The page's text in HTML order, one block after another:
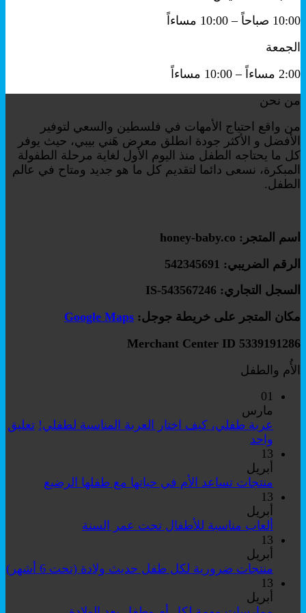
10:00 صباحاً – 10:00 مساءاً
الجمعة
2:00 مساءاً – 10:00 مساءاً
من نحن
من واقع احتياج الأمهات في فلسطين والسعي لتوفير
الأفضل و الأكثر جودة انطلق معرض هَني بيبي، حيث يوفر
كل ما يحتاجه الطفل منذ اليوم الأول لغاية مرحلة الطفولة
المبكرة، نسعى دائما لتقديم كل ما هو جديد ومتاح في عالم
الطفل.
اسم المتجر: honey-baby.co
الرقم الضريبي: 542345691
السجل التجاري: IS-543567246
مكان المتجر على خريطة جوجل: Google Maps
Merchant Center ID 5339191286
الأُم والطفل
01
مارس
عربة طفلي، كيف اختار العربة المناسبة لطفلي! تعليق
واحد
طفلي،
كيف
العربة
المناسبة
13
أبريل
منتجات تساعد الأم في حياتها مع طفلها الرضيع
الأم
13
أبريل
ألعاب مناسبة للأطفال تحت عمر السنة
على
13
أبريل
منتجات ضرورية لكل طفل حديث ولادة (تحت 6 أشهر)
لا
13
أبريل